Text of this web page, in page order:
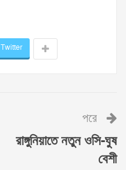
Twitter
পরে
রাঙ্গুনিয়াতে নতুন ওসি-ঘুষ
বেশী